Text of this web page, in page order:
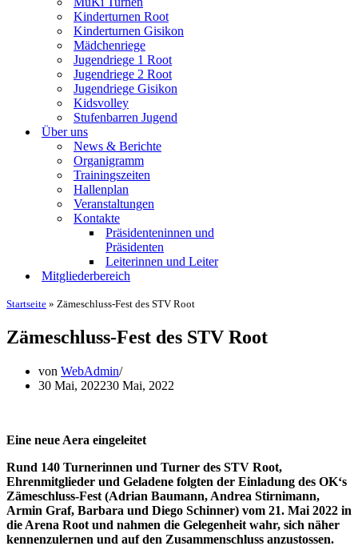
Kinderturnen Root
Kinderturnen Gisikon
Mädchenriege
Jugendriege 1 Root
Jugendriege 2 Root
Jugendriege Gisikon
Kidsvolley
Stufenbarren Jugend
Über uns
News & Berichte
Organigramm
Trainingszeiten
Hallenplan
Veranstaltungen
Kontakte
Präsidenteninnen und
Präsidenten
Leiterinnen und Leiter
Mitgliederbereich
Startseite » Zämeschluss-Fest des STV Root
Zämeschluss-Fest des STV Root
von WebAdmin
30 Mai, 202230 Mai, 2022
Eine neue Aera eingeleitet
Rund 140 Turnerinnen und Turner des STV Root,
Ehrenmitglieder und Geladene folgten der Einladung des OK‘s
Zämeschluss-Fest (Adrian Baumann, Andrea Stirnimann,
Armin Graf, Barbara und Diego Schinner) vom 21. Mai 2022 in
die Arena Root und nahmen die Gelegenheit wahr, sich näher
kennenzulernen und auf den Zusammenschluss anzustossen.